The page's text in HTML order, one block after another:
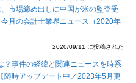
市場締め出しに中国が米の監査受
月の会計士業界ニュース（2020年
2020/09/11 に投稿された
？事件の経緯と関連ニュースを時系
随時アップデート中／2023年5月更